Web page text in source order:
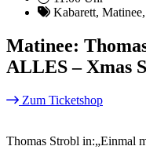
Kabarett, Matinee,
Matinee:
ALLES – Xmas
Zum Ticketshop
Thomas Strobl in:„Einmal